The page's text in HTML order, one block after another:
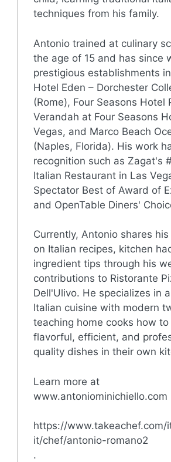
techniques from his family.
Antonio trained at culinary
the age of 15 and has since
prestigious establishments
Hotel Eden – Dorchester
(Rome), Four Seasons Hotel
Verandah at Four Seasons
Vegas, and Marco Beach
(Naples, Florida). His work
recognition such as Zagat's
Italian Restaurant in Las
Spectator Best of Award of
and OpenTable Diners'
Currently, Antonio shares
on Italian recipes, kitchen
ingredient tips through his
contributions to Ristorante
Dell'Ulivo. He specializes in
Italian cuisine with modern
teaching home cooks how to
flavorful, efficient, and
quality dishes in their own
Learn more at
www.antoniominichiello.com
https://www.takeachef.com/
it/chef/antonio-romano2
.